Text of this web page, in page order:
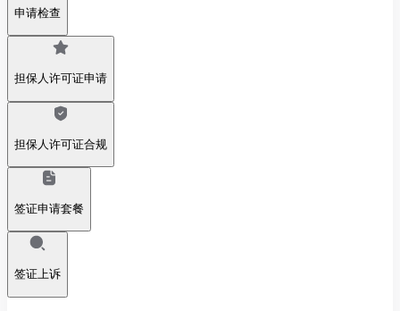
申请检查
担保人许可证申请
担保人许可证合规
签证申请套餐
签证上诉